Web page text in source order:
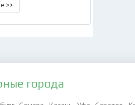
>>
города